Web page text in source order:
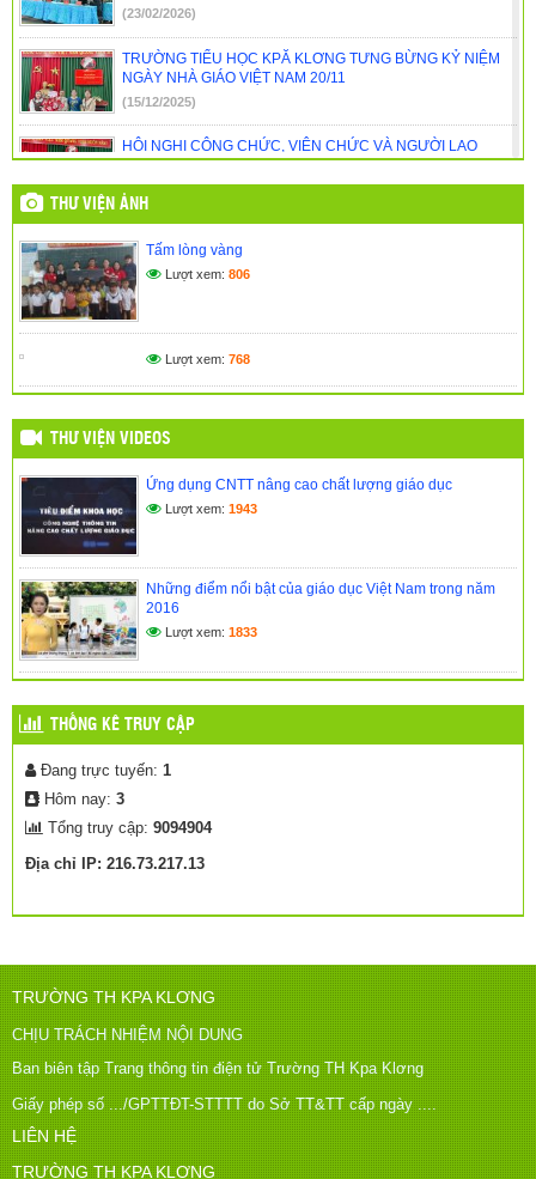
(23/02/2026)
TRƯỜNG TIỂU HỌC KPĂ KLƠNG TƯNG BỪNG KỶ NIỆM
NGÀY NHÀ GIÁO VIỆT NAM 20/11
(15/12/2025)
HỘI NGHỊ CÔNG CHỨC, VIÊN CHỨC VÀ NGƯỜI LAO
ĐỘNG NĂM HỌC 2025 – 2026
TIỂU HỌC KPĂ KLƠNG 🎉
(14/09/2025)
NGÀY HỘI ĐỌC SÁCH – GIEO MẦM TRI THỨC DƯỚI MÁI
(27/05/2025)
THƯ VIỆN ẢNH
Tấm lòng vàng
Lượt xem: 806
Lượt xem: 768
THƯ VIỆN VIDEOS
Ứng dụng CNTT nâng cao chất lượng giáo dục
Lượt xem: 1943
Những điểm nổi bật của giáo dục Việt Nam trong năm
2016
Lượt xem: 1833
THỐNG KÊ TRUY CẬP
Đang trực tuyến: 1
Hôm nay: 3
Tổng truy cập: 9094904
Địa chỉ IP: 216.73.217.13
TRƯỜNG TH KPA KLƠNG
CHỊU TRÁCH NHIỆM NỘI DUNG
Ban biên tập Trang thông tin điện tử Trường TH Kpa Klơng
Giấy phép số .../GPTTĐT-STTTT do Sở TT&TT cấp ngày ....
LIÊN HỆ
TRƯỜNG TH KPA KLƠNG